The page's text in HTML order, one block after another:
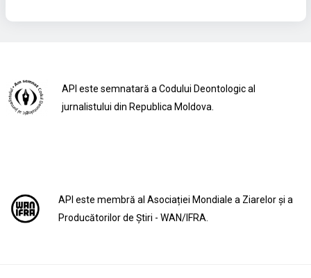
API este semnatară a Codului Deontologic al
jurnalistului din Republica Moldova.
API este membră al Asociației Mondiale a Ziarelor și a
Producătorilor de Știri - WAN/IFRA.